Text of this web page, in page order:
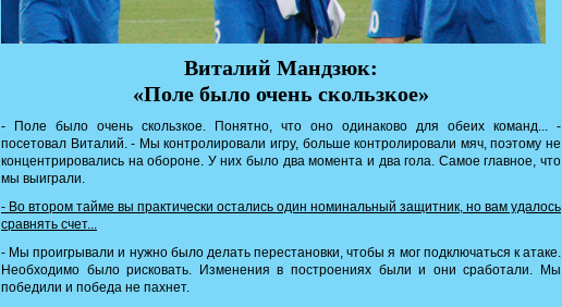
Виталий Мандзюк:
«Поле было очень скользкое»
- Поле было очень скользкое. Понятно, что оно одинаково для обеих команд... -
посетовал Виталий. - Мы контролировали игру, больше контролировали мяч, поэтому не
концентрировались на обороне. У них было два момента и два гола. Самое главное, что
мы выиграли.
- Во втором тайме вы практически остались один номинальный защитник, но вам удалось
сравнять счет...
- Мы проигрывали и нужно было делать перестановки, чтобы я мог подключаться к атаке.
Необходимо было рисковать. Изменения в построениях были и они сработали. Мы
победили и победа не пахнет.